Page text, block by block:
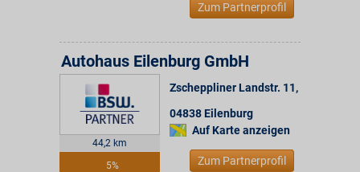
Zum Partnerprofil
44,2 km
5%
Autohaus Eilenburg GmbH
Zscheppliner Landstr. 11,
04838 Eilenburg
Auf Karte anzeigen
Zum Partnerprofil